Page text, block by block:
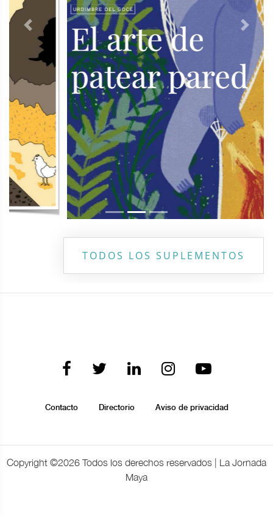
Previous Next
TODOS LOS SUPLEMENTOS
Contacto Directorio Aviso de privacidad
Copyright ©2026 Todos los derechos reservados | La Jornada
Maya